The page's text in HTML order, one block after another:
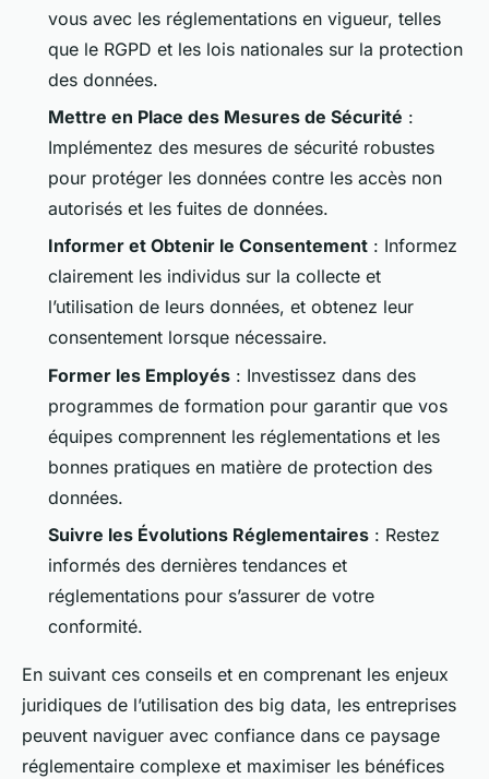
vous avec les réglementations en vigueur, telles
que le RGPD et les lois nationales sur la protection
des données.
Mettre en Place des Mesures de Sécurité :
Implémentez des mesures de sécurité robustes
pour protéger les données contre les accès non
autorisés et les fuites de données.
Informer et Obtenir le Consentement : Informez
clairement les individus sur la collecte et
l’utilisation de leurs données, et obtenez leur
consentement lorsque nécessaire.
Former les Employés : Investissez dans des
programmes de formation pour garantir que vos
équipes comprennent les réglementations et les
bonnes pratiques en matière de protection des
données.
Suivre les Évolutions Réglementaires : Restez
informés des dernières tendances et
réglementations pour s’assurer de votre
conformité.
En suivant ces conseils et en comprenant les enjeux
juridiques de l’utilisation des big data, les entreprises
peuvent naviguer avec confiance dans ce paysage
réglementaire complexe et maximiser les bénéfices